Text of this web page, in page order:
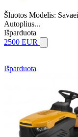
Šluotos Modelis:
Autoplius...
Išparduota
2500 EUR
Išparduota